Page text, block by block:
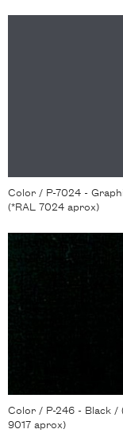
Color / P-7024 -
(*RAL 7024 aprox)
Color / P-246 - Black /
9017 aprox)